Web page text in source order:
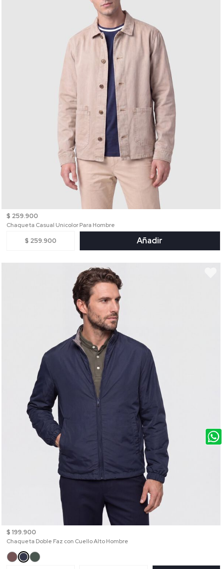
$ 259.900
Chaqueta Casual Unicolor Para Hombre
$ 259.900 Añadir
$ 199.900
Chaqueta Doble Faz con Cuello Alto Hombre